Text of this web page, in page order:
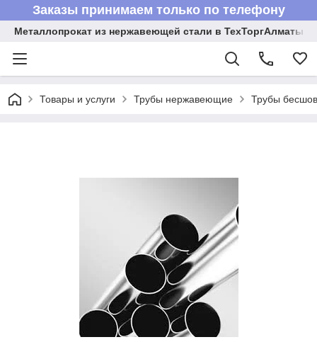
Заказы принимаем только по телефону
Металлопрокат из нержавеющей стали в ТехТоргАлматы
Товары и услуги Трубы нержавеющие Трубы